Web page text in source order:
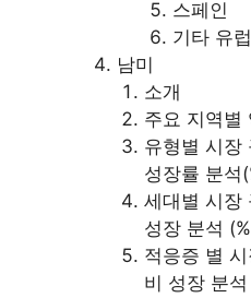
스페인
기타 유럽
남미
소개
주요 지역별
유형별 시장
성장률 분석
세대별 시장
성장 분석
적응증 별
비 성장 분